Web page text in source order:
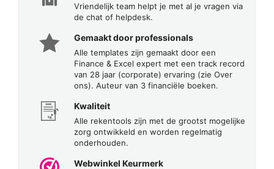
Vriendelijk team helpt je met al je vragen via
de chat of helpdesk.
Gemaakt door professionals
Alle templates zijn gemaakt door een
Finance & Excel expert met een track record
van 28 jaar (corporate) ervaring (zie Over
ons). Auteur van 3 financiële boeken.
Kwaliteit
Alle rekentools zijn met de grootst mogelijke
zorg ontwikkeld en worden regelmatig
onderhouden.
Webwinkel Keurmerk